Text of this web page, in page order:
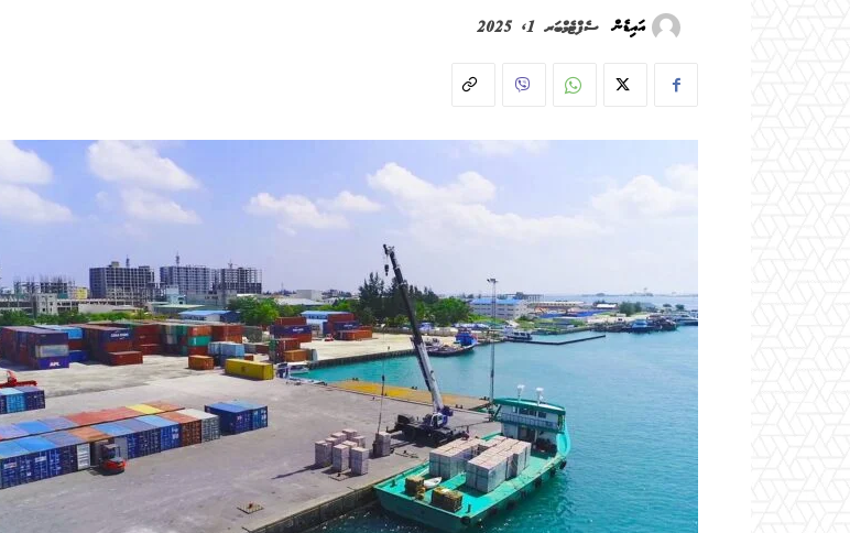
އައިޑެން ސެޕްޓެމްބަރ 1, 2025